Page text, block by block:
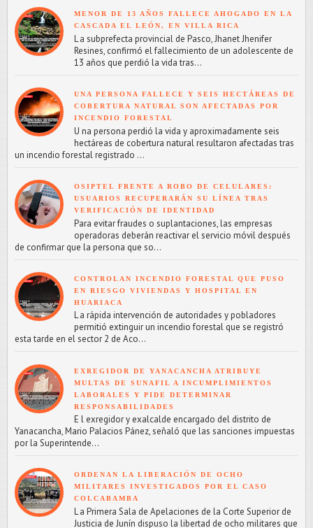
MENOR DE 13 AÑOS FALLECE AHOGADO EN LA
CASCADA EL LEÓN, EN VILLA RICA
L a subprefecta provincial de Pasco, Jhanet Jhenifer
Resines, confirmó el fallecimiento de un adolescente de
13 años que perdió la vida tras...
UNA PERSONA FALLECE Y SEIS HECTÁREAS DE
COBERTURA NATURAL SON AFECTADAS POR
INCENDIO FORESTAL
U na persona perdió la vida y aproximadamente seis
hectáreas de cobertura natural resultaron afectadas tras
un incendio forestal registrado ...
OSIPTEL FRENTE A ROBO DE CELULARES:
USUARIOS RECUPERARÁN SU LÍNEA TRAS
VERIFICACIÓN DE IDENTIDAD
Para evitar fraudes o suplantaciones, las empresas
operadoras deberán reactivar el servicio móvil después
de confirmar que la persona que so...
CONTROLAN INCENDIO FORESTAL QUE PUSO
EN RIESGO VIVIENDAS Y HOSPITAL EN
HUARIACA
L a rápida intervención de autoridades y pobladores
permitió extinguir un incendio forestal que se registró
esta tarde en el sector 2 de Aco...
EXREGIDOR DE YANACANCHA ATRIBUYE
MULTAS DE SUNAFIL A INCUMPLIMIENTOS
LABORALES Y PIDE DETERMINAR
RESPONSABILIDADES
E l exregidor y exalcalde encargado del distrito de
Yanacancha, Mario Palacios Pánez, señaló que las sanciones impuestas
por la Superintende...
ORDENAN LA LIBERACIÓN DE OCHO
MILITARES INVESTIGADOS POR EL CASO
COLCABAMBA
L a Primera Sala de Apelaciones de la Corte Superior de
Justicia de Junín dispuso la libertad de ocho militares que